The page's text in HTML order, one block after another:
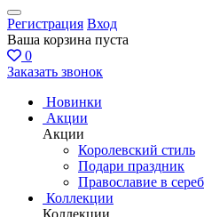
Регистрация Вход
Ваша корзина пуста
0
Заказать звонок
Новинки
Акции
Акции
Королевский стиль
Подари праздник
Православие в
Коллекции
Коллекции